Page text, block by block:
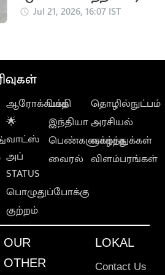
மீட்டுJul 21, 2026, 16:07 IST
ஆரோக்கியம்
🌟
வாட்ஸ்
அப்
STATUS
பொழுதுப்போக்கு
குற்றம்
பக்தி
இந்தியா
பெண்களுக்காக
வைரல்
தொழில்நுட்பம்
அரசியல்
வாழ்த்துக்கள்
விளம்பரங்கள்
OUR
OTHER
LOKAL
Contact Us